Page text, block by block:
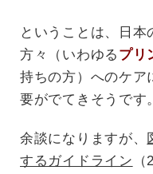
ということは、日
方々（いわゆる プリ
持ちの方）へのケア
要がでてきそうです。
余談になりますが、
するガイドライン